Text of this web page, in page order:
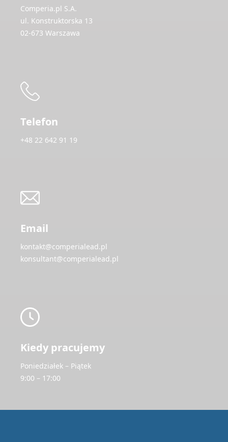
Comperia.pl S.A.
ul. Konstruktorska 13
02-673 Warszawa
Telefon
+48 22 642 91 19
Email
kontakt@comperialead.pl
konsultant@comperialead.pl
Kiedy pracujemy
Poniedziałek – Piątek
9:00 – 17:00